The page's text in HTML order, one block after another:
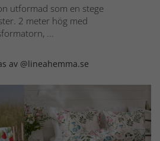
utformad som en stege
2 meter hög med
...
av @lineahemma.se